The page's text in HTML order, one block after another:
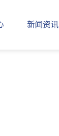
新闻资讯